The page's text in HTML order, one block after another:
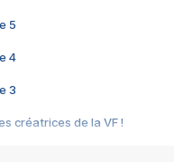
5
4
3
créatrices de la VF !